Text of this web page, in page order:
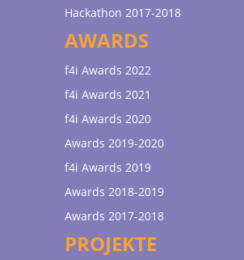
Hackathon 2017-2018
AWARDS
f4i Awards 2022
f4i Awards 2021
f4i Awards 2020
Awards 2019-2020
f4i Awards 2019
Awards 2018-2019
Awards 2017-2018
PROJEKTE